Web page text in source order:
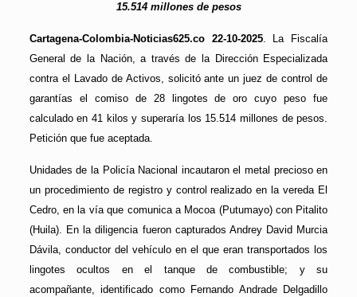
15.514 millones de pesos
Cartagena-Colombia-Noticias625.co 22-10-2025. La Fiscalía
General de la Nación, a través de la Dirección Especializada
contra el Lavado de Activos, solicitó ante un juez de control de
garantías el comiso de 28 lingotes de oro cuyo peso fue
calculado en 41 kilos y superaría los 15.514 millones de pesos.
Petición que fue aceptada.
Unidades de la Policía Nacional incautaron el metal precioso en
un procedimiento de registro y control realizado en la vereda El
Cedro, en la vía que comunica a Mocoa (Putumayo) con Pitalito
(Huila). En la diligencia fueron capturados Andrey David Murcia
Dávila, conductor del vehículo en el que eran transportados los
lingotes ocultos en el tanque de combustible; y su
acompañante, identificado como Fernando Andrade Delgadillo